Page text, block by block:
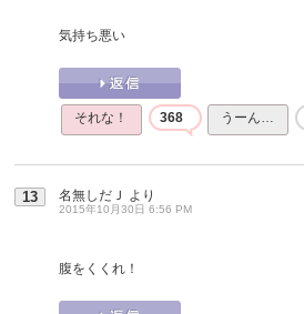
気持ち悪い
それな！ 368 うーん…
13 名無しだＪ より
2015年10月30日 6:56 PM
腹をくくれ！